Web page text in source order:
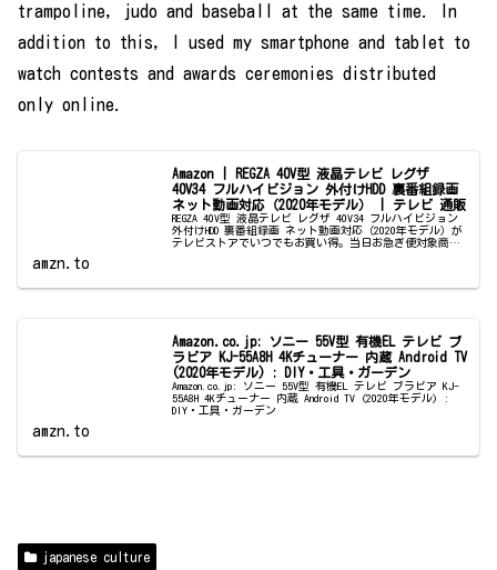
trampoline, judo and baseball at the same time. In
addition to this, I used my smartphone and tablet to
watch contests and awards ceremonies distributed
only online.
Amazon | REGZA 40V型 液晶テレビ レグザ
40V34 フルハイビジョン 外付けHDD 裏番組録画
ネット動画対応（2020年モデル） | テレビ 通販
REGZA 40V型 液晶テレビ レグザ 40V34 フルハイビジョン
外付けHDD 裏番組録画 ネット動画対応（2020年モデル）が
テレビストアでいつでもお買い得。当日お急ぎ便対象商品
amzn.to
Amazon.co.jp: ソニー 55V型 有機EL テレビ ブ
ラビア KJ-55A8H 4Kチューナー 内蔵 Android TV
(2020年モデル) : DIY・工具・ガーデン
Amazon.co.jp: ソニー 55V型 有機EL テレビ ブラビア KJ-
55A8H 4Kチューナー 内蔵 Android TV (2020年モデル) :
DIY・工具・ガーデン
amzn.to
japanese culture